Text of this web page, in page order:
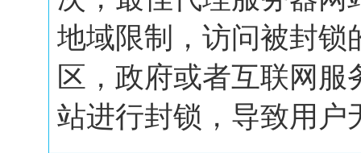
地域限制，访问被封锁
区，政府或者互联网
站进行封锁，导致用户